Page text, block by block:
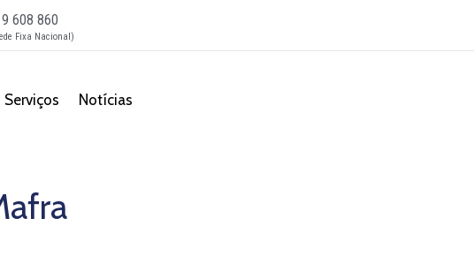
608 860
Fixa Nacional)
Serviços Notícias